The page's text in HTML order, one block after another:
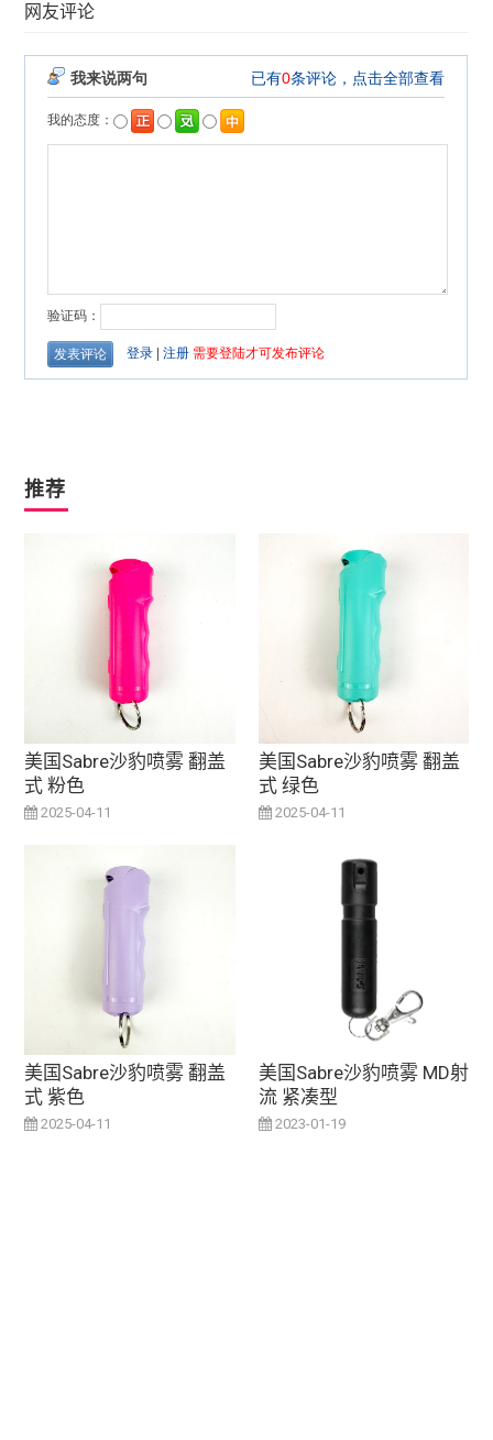
网友评论
推荐
美国Sabre沙豹喷雾 翻盖
式 粉色
2025-04-11
美国Sabre沙豹喷雾 翻盖
式 绿色
2025-04-11
美国Sabre沙豹喷雾 翻盖
式 紫色
2025-04-11
美国Sabre沙豹喷雾 MD射
流 紧凑型
2023-01-19